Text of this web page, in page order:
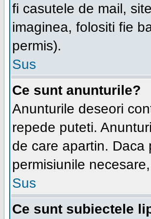
fi casutele de mail,
imaginea, folositi fie
permis).
Sus
Ce sunt anunturile?
Anunturile deseori
repede puteti.
de care apartin.
permisiunile
Sus
Ce sunt subiectele